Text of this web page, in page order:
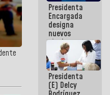
23 en los
Centroamericanos
Presidenta
Encargada
designa
nuevos
titulares en
Viceministerio
de Energía
Eléctrica y
CORPOELEC
Presidenta
(E) Delcy